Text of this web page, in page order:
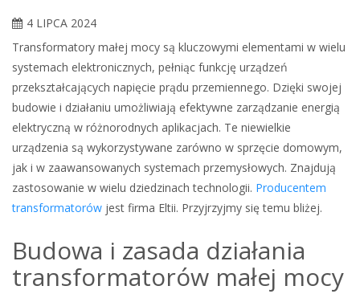
4 LIPCA 2024
Transformatory małej mocy są kluczowymi elementami w wielu
systemach elektronicznych, pełniąc funkcję urządzeń
przekształcających napięcie prądu przemiennego. Dzięki swojej
budowie i działaniu umożliwiają efektywne zarządzanie energią
elektryczną w różnorodnych aplikacjach. Te niewielkie
urządzenia są wykorzystywane zarówno w sprzęcie domowym,
jak i w zaawansowanych systemach przemysłowych. Znajdują
zastosowanie w wielu dziedzinach technologii. Producentem
transformatorów jest firma Eltii. Przyjrzyjmy się temu bliżej.
Budowa i zasada działania
transformatorów małej mocy